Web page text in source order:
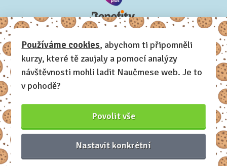
Naučmese, 2012-2026.
Sdílíme dovednosti, offline i online.
Používáme cookies, abychom ti připomněli
kurzy, které tě zaujaly a pomocí analýzy
návštěvnosti mohli ladit Naučmese web. Je to
v pohodě?
Povolit vše
Nastavit konkrétní